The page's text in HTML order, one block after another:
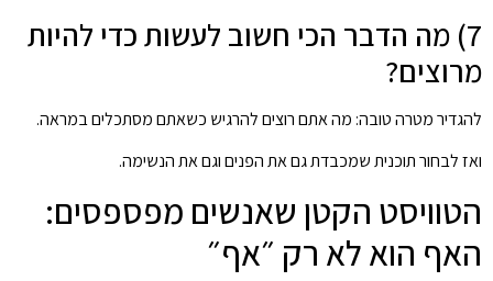
7) מה הדבר הכי חשוב לעשות כדי להיות
מרוצים?
להגדיר מטרה טובה: מה אתם רוצים להרגיש כשאתם מסתכלים במראה.
ואז לבחור תוכנית שמכבדת גם את הפנים וגם את הנשימה.
הטוויסט הקטן שאנשים מפספסים:
האף הוא לא רק ״אף״